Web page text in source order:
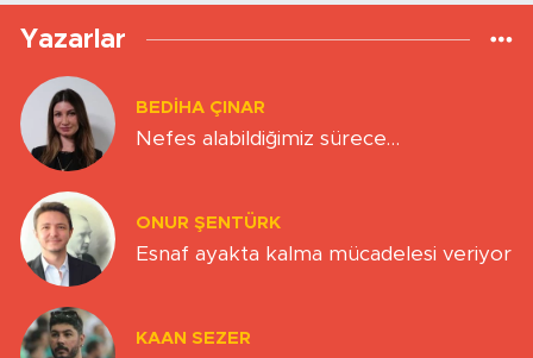
Yazarlar
BEDIHA ÇINAR
Nefes alabildiğimiz sürece…
ONUR ŞENTÜRK
Esnaf ayakta kalma mücadelesi veriyor
KAAN SEZER